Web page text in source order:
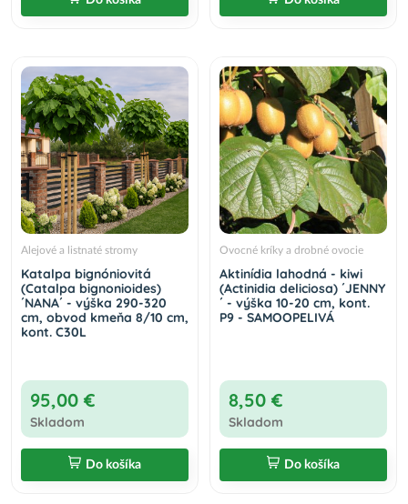
Alejové a listnaté stromy
Katalpa bignóniovitá
(Catalpa bignonioides)
´NANA´ - výška 290-320
cm, obvod kmeňa 8/10 cm,
kont. C30L
95,00 €
Skladom
Do košíka
Ovocné kríky a drobné ovocie
Aktinídia lahodná - kiwi
(Actinidia deliciosa) ´JENNY
´ - výška 10-20 cm, kont.
P9 - SAMOOPELIVÁ
8,50 €
Skladom
Do košíka